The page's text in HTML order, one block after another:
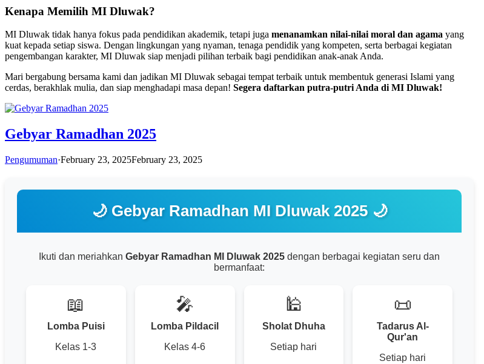
Kenapa Memilih MI Dluwak?
MI Dluwak tidak hanya fokus pada pendidikan akademik, tetapi juga menanamkan nilai-nilai moral dan agama yang
kuat kepada setiap siswa. Dengan lingkungan yang nyaman, tenaga pendidik yang kompeten, serta berbagai kegiatan
pengembangan karakter, MI Dluwak siap menjadi pilihan terbaik bagi pendidikan anak-anak Anda.
Mari bergabung bersama kami dan jadikan MI Dluwak sebagai tempat terbaik untuk membentuk generasi Islami yang
cerdas, berakhlak mulia, dan siap menghadapi masa depan! Segera daftarkan putra-putri Anda di MI Dluwak!
Gebyar Ramadhan 2025
Pengumuman·February 23, 2025February 23, 2025
🌙 Gebyar Ramadhan MI Dluwak 2025 🌙
Ikuti dan meriahkanGebyar Ramadhan MI Dluwak 2025 dengan berbagai kegiatan seru dan
bermanfaat:
📖
Lomba Puisi
Kelas 1-3
🎤
Lomba Pildacil
Kelas 4-6
🕌
Sholat Dhuha
Setiap hari
📜
Tadarus Al-
Qur'an
Setiap hari